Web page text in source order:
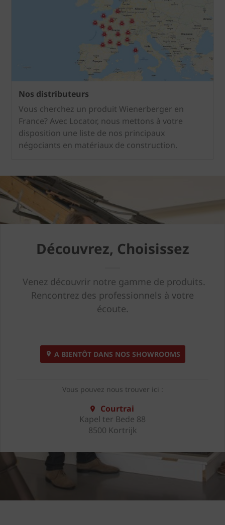
Nos distributeurs
Vous cherchez un produit Wienerberger en
France? Avec Locator, nous mettons à votre
disposition une liste de nos principaux
négociants en matériaux de construction.
Découvrez, Choisissez
Venez découvrir notre gamme de produits.
Rencontrez des professionnels à votre
écoute.
A BIENTÔT DANS NOS SHOWROOMS
Vous pouvez nous trouver ici :
Courtrai
Kapel ter Bede 88
8500 Kortrijk